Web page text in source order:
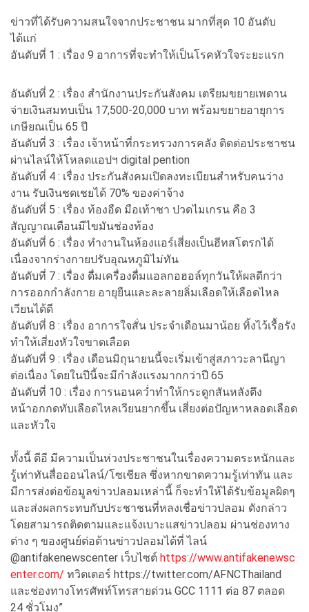
ข่าวที่ได้รับความสนใจจากประชาชน มากที่สุด 10 อันดับ
ได้แก่
อันดับที่ 1 : เรื่อง 9 อาการที่จะทำให้เป็นโรคหัวใจระยะแรก
อันดับที่ 2 : เรื่อง สำนักงานประกันสังคม เตรียมขยายเพดาน
จ่ายเงินสมทบเป็น 17,500-20,000 บาท พร้อมขยายอายุการ
เกษียณเป็น 65 ปี
อันดับที่ 3 : เรื่อง เจ้าหน้าที่กระทรวงการคลัง ติดต่อประชาชน
ผ่านไลน์ให้โหลดแอปฯ digital pention
อันดับที่ 4 : เรื่อง ประกันสังคมเปิดลงทะเบียนสำหรับคนว่าง
งาน รับเงินชดเชยได้ 70% ของค่าจ้าง
อันดับที่ 5 : เรื่อง ท้องอืด มือเท้าชา ปวดไมเกรน คือ 3
สัญญาณเตือนมีไขมันช่องท้อง
อันดับที่ 6 : เรื่อง ทำงานในห้องแอร์เสี่ยงเป็นฮีทสโตรกได้
เนื่องจากร่างกายปรับอุณหภูมิไม่ทัน
อันดับที่ 7 : เรื่อง ดื่มเครื่องดื่มแอลกอฮอล์ทุกวันให้ผลดีกว่า
การออกกำลังกาย อายุยืนและละลายลิ่มเลือดให้เลือดไหล
เวียนได้ดี
อันดับที่ 8 : เรื่อง อาการใจสั่น ประจำเดือนมาน้อย ทิ้งไว้เรื้อรัง
ทำให้เสี่ยงหัวใจขาดเลือด
อันดับที่ 9 : เรื่อง เดือนมิถุนายนนี้จะเริ่มเข้าสู่สภาวะลานีญา
ต่อเนื่อง โดยในปีนี้จะมีกำลังแรงมากกว่าปี 65
อันดับที่ 10 : เรื่อง การนอนคว่ำทำให้กระดูกสันหลังตึง
หน้าอกกดทับเลือดไหลเวียนยากขึ้น เสี่ยงต่อปัญหาหลอดเลือด
และหัวใจ
ทั้งนี้ ดีอี มีความเป็นห่วงประชาชนในเรื่องความตระหนักและ
รู้เท่าทันสื่อออนไลน์/โซเชียล ซึ่งหากขาดความรู้เท่าทัน และ
มีการส่งต่อข้อมูลข่าวปลอมเหล่านี้ ก็จะทำให้ได้รับข้อมูลผิดๆ
และส่งผลกระทบกับประชาชนที่หลงเชื่อข่าวปลอม ดังกล่าว
โดยสามารถติดตามและแจ้งเบาะแสข่าวปลอม ผ่านช่องทาง
ต่าง ๆ ของศูนย์ต่อต้านข่าวปลอมได้ที่ ไลน์
@antifakenewscenter เว็บไซต์ https://www.antifakenewsc
enter.com/ ทวิตเตอร์ https://twitter.com/AFNCThailand
และช่องทางโทรศัพท์โทรสายด่วน GCC 1111 ต่อ 87 ตลอด
24 ชั่วโมง”